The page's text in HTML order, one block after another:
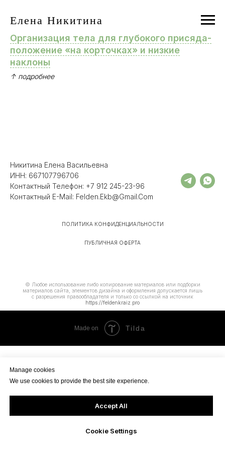
Елена Никитина
Организация тела для глубокого присяда-
положение «на корточках» и низкие
наклоны
↑ подробнее
Никитина Елена Васильевна
ИНН: 667107796706
Контактный Телефон: +7 912 245-23-96
Контактный E-Mail: Felden.ekb@gmail.com
ПОЛИТИКА КОНФИДЕНЦИАЛЬНОСТИ
ПУБЛИЧНАЯ ОФЕРТА
© Любое использование либо копирование материалов или подборки
материалов сайта, элементов дизайна и оформления допускается лишь
с разрешения правообладателя и только со ссылкой на источник
https://feldenkraiz.pro
Manage cookies
We use cookies to provide the best site experience.
Accept All
Cookie Settings
Made on Tilda